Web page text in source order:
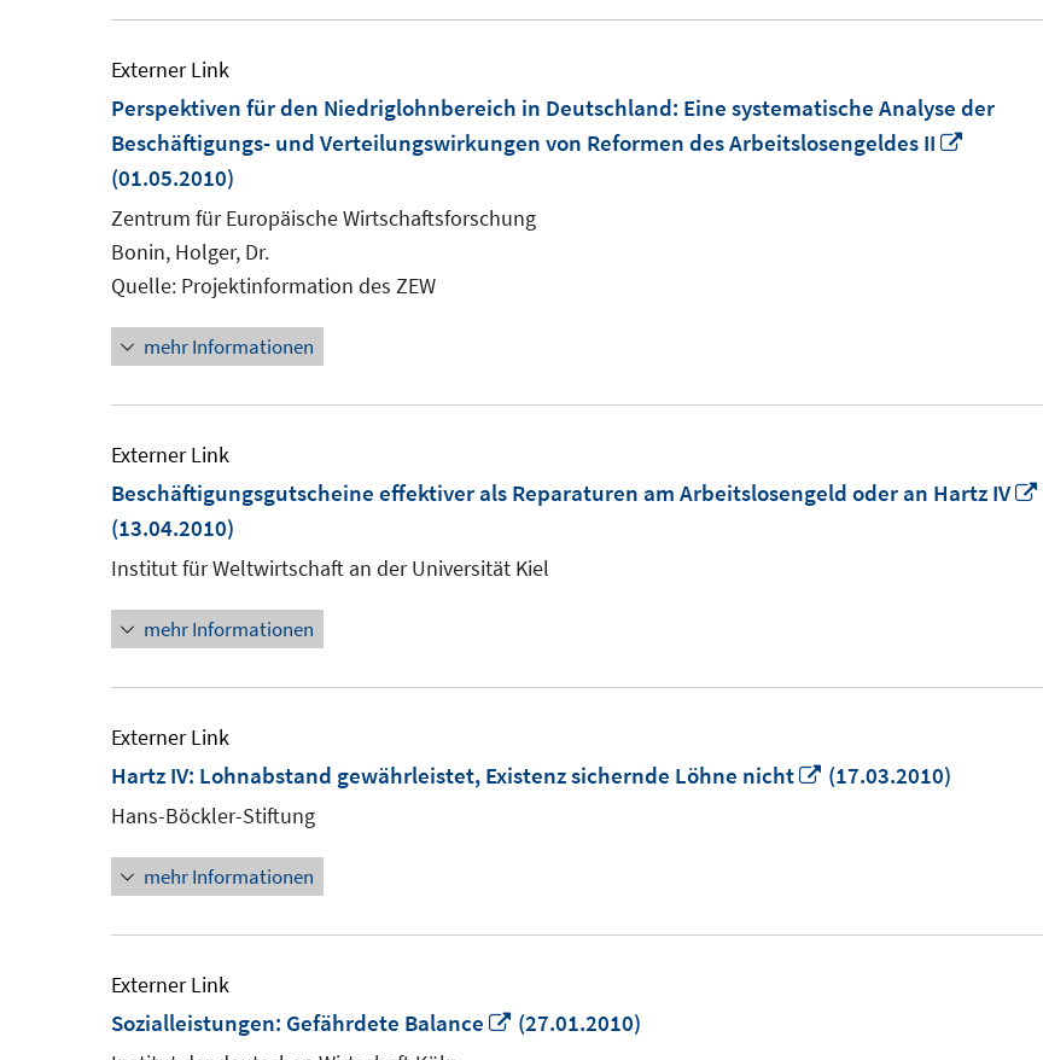
Externer Link
Perspektiven für den Niedriglohnbereich in Deutschland: Eine systematische Analyse der
Beschäftigungs- und Verteilungswirkungen von Reformen des Arbeitslosengeldes II
(01.05.2010)
Zentrum für Europäische Wirtschaftsforschung
Bonin, Holger, Dr.
Quelle: Projektinformation des ZEW
mehr Informationen
Externer Link
Beschäftigungsgutscheine effektiver als Reparaturen am Arbeitslosengeld oder an Hartz IV
(13.04.2010)
Institut für Weltwirtschaft an der Universität Kiel
mehr Informationen
Externer Link
Hartz IV: Lohnabstand gewährleistet, Existenz sichernde Löhne nicht
In
(17.03.2010)
Hans-Böckler-Stiftung
mehr Informationen
Externer Link
Sozialleistungen: Gefährdete Balance
In
(27.01.2010)